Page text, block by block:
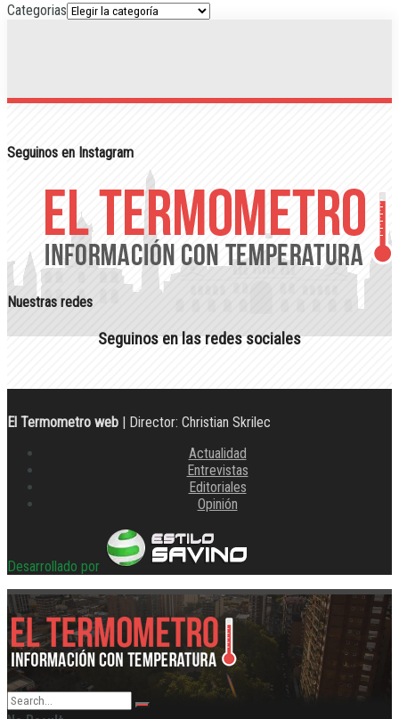
Categorias
Seguinos en Instagram
Nuestras redes
Seguinos en las redes sociales
El Termometro web | Director: Christian Skrilec
Actualidad
Entrevistas
Editoriales
Opinión
Desarrollado por